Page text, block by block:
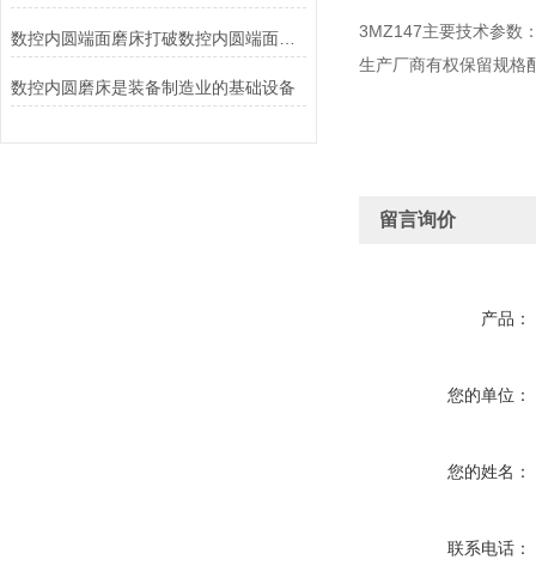
数控内圆端面磨床打破数控内圆端面磨床行业*垄断
数控内圆磨床是装备制造业的基础设备
3MZ147主要技术参数
生产厂商有权保留规格
留言询价
产品：
您的单位：
您的姓名：
联系电话：